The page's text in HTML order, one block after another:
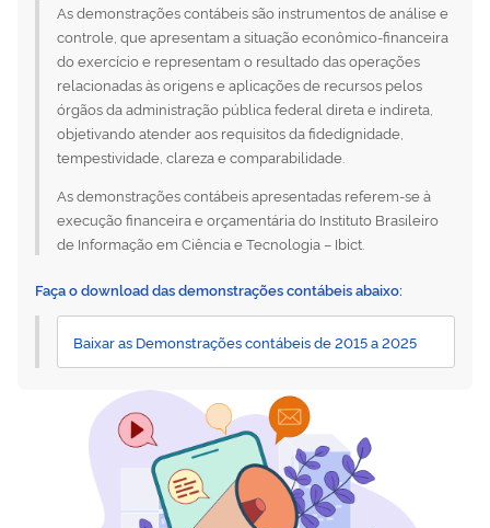
As demonstrações contábeis são instrumentos de análise e
controle, que apresentam a situação econômico-financeira
do exercício e representam o resultado das operações
relacionadas às origens e aplicações de recursos pelos
órgãos da administração pública federal direta e indireta,
objetivando atender aos requisitos da fidedignidade,
tempestividade, clareza e comparabilidade.
As demonstrações contábeis apresentadas referem-se à
execução financeira e orçamentária do Instituto Brasileiro
de Informação em Ciência e Tecnologia – Ibict.
Faça o download das demonstrações contábeis abaixo:
Baixar as Demonstrações contábeis de 2015 a 2025